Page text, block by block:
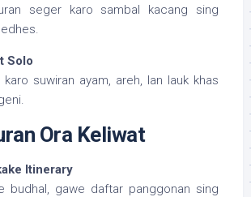
seger karo sambal kacang sing
Solo
karo suwiran ayam, areh, lan lauk khas
Ora Keliwat
Itinerary
budhal, gawe daftar panggonan sing